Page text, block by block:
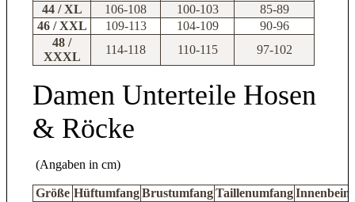
44 / XL
106-108 100-103
85-89
46 / XXL
109-113 104-109
90-96
48 /
XXXL
114-118 110-115 97-102
Damen Unterteile Hosen
& Röcke
(Angaben in cm)
Größe HüftumfangBrustumfangTaillenumfang